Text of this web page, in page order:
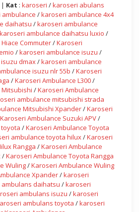
| Kat : karoseri /karoseri abulans
/karoseri ambulance 4x4
daihatsu /karoseri ambulance
karoseri ambulance daihatsu luxio /
Commuter/Karoseri
/karoseri ambulance isuzu /
dmax/karoseri ambulance
isuzu nlr 55b /Karoseri
/Karoseri Ambulance L300/
/Karoseri Ambulance
ambulance mitsubishi strada
Mitsubishi Xpander/Karoseri
Karoseri Ambulance Suzuki APV/
/Karoseri Ambulance Toyota
ambulance toyota hilux/Karoseri
Rangga /Karoseri Ambulance
/Karoseri Ambulance Toyota Rangga
Wuling/Karoseri Ambulance Wuling
Xpander/karoseri
daihatsu /karoseri
ambulans isuzu /karoseri
ambulans toyota /karoseri